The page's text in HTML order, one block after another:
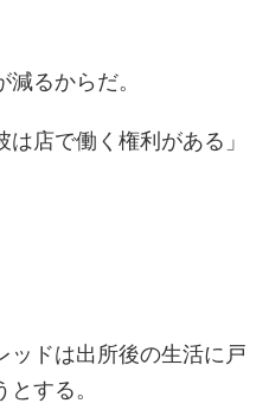
るからだ。
店で働く権利がある」
ッドは出所後の生活に戸
する。